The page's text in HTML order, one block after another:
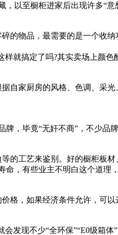
以至橱柜进家后出现许多“
的物品，最需要的是一个收
就搞定了吗?其实卖场上颜
自家厨房的风格、色调、采
，毕竟“无奸不商”，不少品
工艺来鉴别。好的橱柜板材
，有些业主不明白这个道理
，如果经济条件允许，可以
发现不少“全环保”“E0级箱